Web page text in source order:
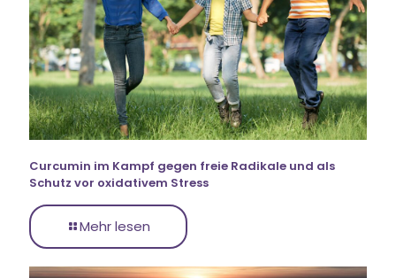
Curcumin im Kampf gegen freie Radikale und als
Schutz vor oxidativem Stress
Mehr lesen